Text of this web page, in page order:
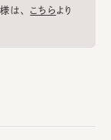
は、 こちらより